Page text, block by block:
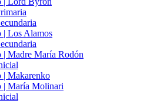
| Los Alamos
| Madre María Rodón
| Makarenko
| María Molinari